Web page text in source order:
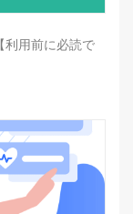
利用前に必読で